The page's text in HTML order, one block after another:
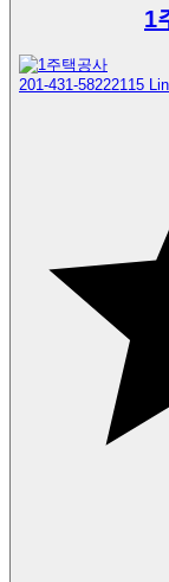
1
201-431-58222115